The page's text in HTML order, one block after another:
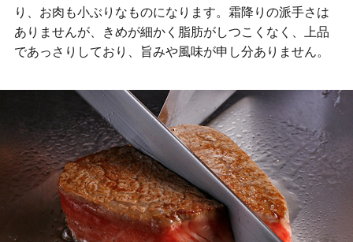
り、お肉も小ぶりなものになります。霜降りの派手さは
ありませんが、きめが細かく脂肪がしつこくなく、上品
であっさりしており、旨みや風味が申し分ありません。